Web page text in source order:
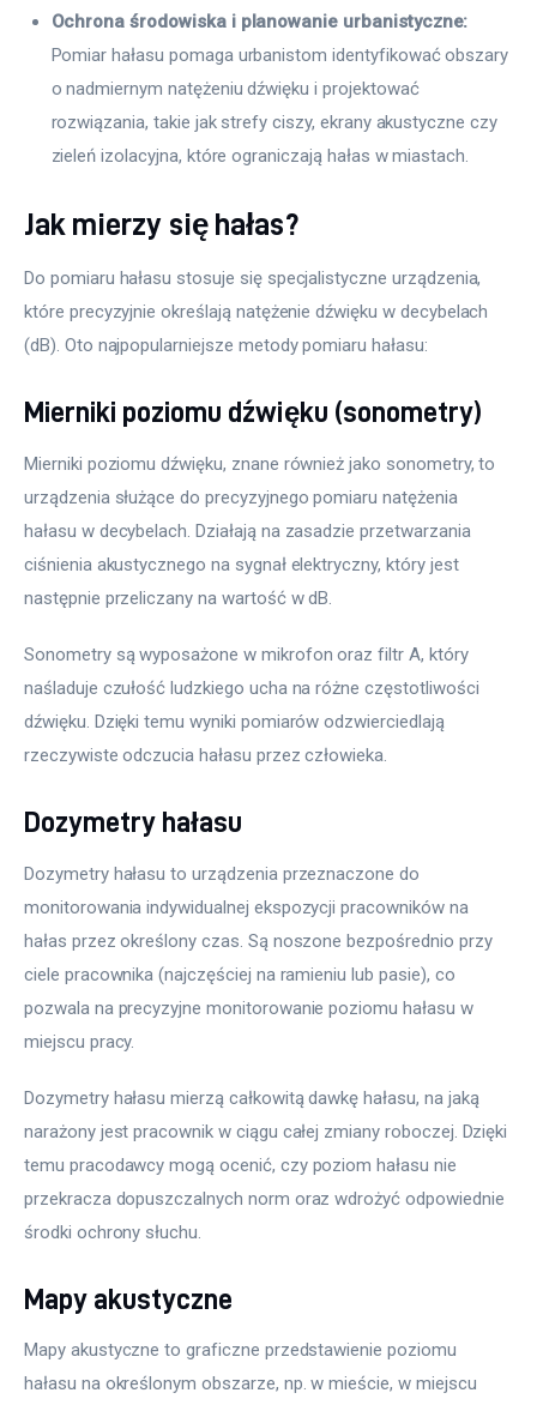
Ochrona środowiska i planowanie urbanistyczne:
Pomiar hałasu pomaga urbanistom identyfikować obszary
o nadmiernym natężeniu dźwięku i projektować
rozwiązania, takie jak strefy ciszy, ekrany akustyczne czy
zieleń izolacyjna, które ograniczają hałas w miastach.
Jak mierzy się hałas?
Do pomiaru hałasu stosuje się specjalistyczne urządzenia,
które precyzyjnie określają natężenie dźwięku w decybelach
(dB). Oto najpopularniejsze metody pomiaru hałasu:
Mierniki poziomu dźwięku (sonometry)
Mierniki poziomu dźwięku, znane również jako sonometry, to
urządzenia służące do precyzyjnego pomiaru natężenia
hałasu w decybelach. Działają na zasadzie przetwarzania
ciśnienia akustycznego na sygnał elektryczny, który jest
następnie przeliczany na wartość w dB.
Sonometry są wyposażone w mikrofon oraz filtr A, który
naśladuje czułość ludzkiego ucha na różne częstotliwości
dźwięku. Dzięki temu wyniki pomiarów odzwierciedlają
rzeczywiste odczucia hałasu przez człowieka.
Dozymetry hałasu
Dozymetry hałasu to urządzenia przeznaczone do
monitorowania indywidualnej ekspozycji pracowników na
hałas przez określony czas. Są noszone bezpośrednio przy
ciele pracownika (najczęściej na ramieniu lub pasie), co
pozwala na precyzyjne monitorowanie poziomu hałasu w
miejscu pracy.
Dozymetry hałasu mierzą całkowitą dawkę hałasu, na jaką
narażony jest pracownik w ciągu całej zmiany roboczej. Dzięki
temu pracodawcy mogą ocenić, czy poziom hałasu nie
przekracza dopuszczalnych norm oraz wdrożyć odpowiednie
środki ochrony słuchu.
Mapy akustyczne
Mapy akustyczne to graficzne przedstawienie poziomu
hałasu na określonym obszarze, np. w mieście, w miejscu